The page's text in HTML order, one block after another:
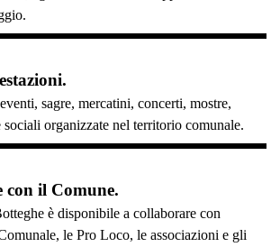
sagre, mercatini, concerti, mostre,
organizzate nel territorio comunale.
con il Comune.
è disponibile a collaborare con
le Pro Loco, le associazioni e gli